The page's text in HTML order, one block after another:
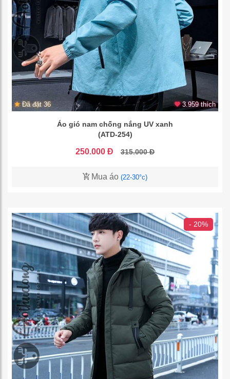
Đã đặt 36 3.959 thích
Áo gió nam chống nắng UV xanh
(ATD-254)
250.000 Đ 315.000 Đ
Mua áo (22-30°c)
- 20%